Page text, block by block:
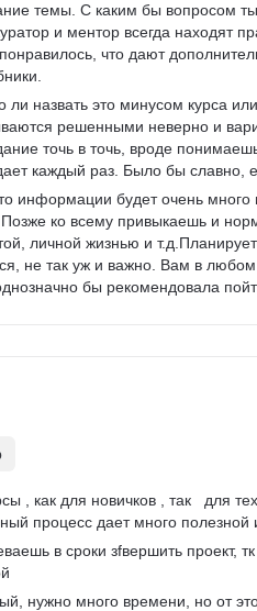
темы. С каким бы вопросом
и ментор всегда находят
что дают
ли назвать это минусом курса
решенными неверно и
точь в точь, вроде
каждый раз. Было бы славно,
информации будет очень много
Позже ко всему привыкаешь и
личной жизнью и
не так уж и важно. Вам в любом
бы рекомендовала
, как для новичков , так   для
процесс дает много
в сроки зfвершить проект,
нужно много времени, но от